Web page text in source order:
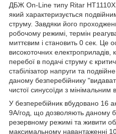
ДБЖ On-Line типу Ritar
який характеризується
струму. Завдяки його
робочому режимі, термін
миттєвим і становить 0 сек. Це
високоточних електроприладів,
перебої в подачі струму є
стабілізатор напруги та
даному безперебійнику
чистої синусоїди з
У безперебійник вбудовано 16
9А/год, що дозволяють даному
резервному режимі та живити
максимальному навантаженні